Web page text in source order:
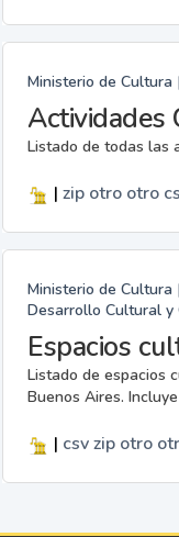
Ministerio de
Actividades
Listado de todas las
| zip otro otro
Ministerio de Cultura
Desarrollo Cultural y
Espacios
Listado de espacios
Buenos Aires.
| csvzip otro